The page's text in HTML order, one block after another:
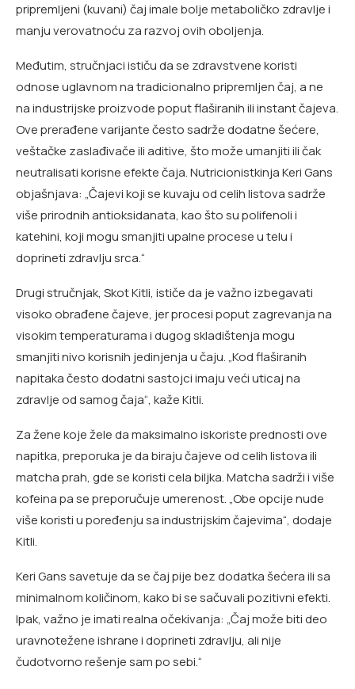
pripremljeni (kuvani) čaj imale bolje metaboličko zdravlje i
manju verovatnoću za razvoj ovih oboljenja.
Međutim, stručnjaci ističu da se zdravstvene koristi
odnose uglavnom na tradicionalno pripremljen čaj, a ne
na industrijske proizvode poput flaširanih ili instant čajeva.
Ove prerađene varijante često sadrže dodatne šećere,
veštačke zaslađivače ili aditive, što može umanjiti ili čak
neutralisati korisne efekte čaja. Nutricionistkinja Keri Gans
objašnjava: „Čajevi koji se kuvaju od celih listova sadrže
više prirodnih antioksidanata, kao što su polifenoli i
katehini, koji mogu smanjiti upalne procese u telu i
doprineti zdravlju srca.“
Drugi stručnjak, Skot Kitli, ističe da je važno izbegavati
visoko obrađene čajeve, jer procesi poput zagrevanja na
visokim temperaturama i dugog skladištenja mogu
smanjiti nivo korisnih jedinjenja u čaju. „Kod flaširanih
napitaka često dodatni sastojci imaju veći uticaj na
zdravlje od samog čaja“, kaže Kitli.
Za žene koje žele da maksimalno iskoriste prednosti ove
napitka, preporuka je da biraju čajeve od celih listova ili
matcha prah, gde se koristi cela biljka. Matcha sadrži i više
kofeina pa se preporučuje umerenost. „Obe opcije nude
više koristi u poređenju sa industrijskim čajevima“, dodaje
Kitli.
Keri Gans savetuje da se čaj pije bez dodatka šećera ili sa
minimalnom količinom, kako bi se sačuvali pozitivni efekti.
Ipak, važno je imati realna očekivanja: „Čaj može biti deo
uravnotežene ishrane i doprineti zdravlju, ali nije
čudotvorno rešenje sam po sebi.“